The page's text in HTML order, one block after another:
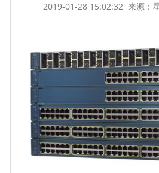
2019-01-28 15:02:32 来源：